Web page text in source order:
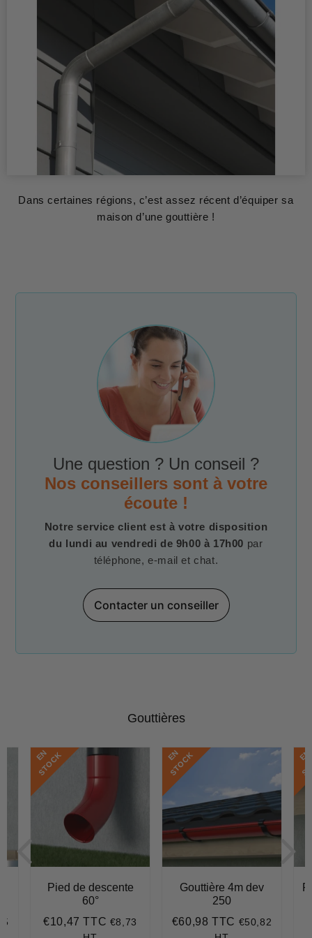
Dans certaines régions, c’est assez récent d’équiper sa
maison d’une gouttière !
Une question ? Un conseil ?
Nos conseillers sont à votre
écoute !
Notre service client est à votre disposition
du lundi au vendredi de 9h00 à 17h00 par
téléphone, e-mail et chat.
Contacter un conseiller
Gouttières
E
N
S
T
O
C
K
Pied de descente
60°
Prix
€10,47 TTC €10,47
€8,73
E
N
S
T
O
C
K
Gouttière 4m dev
250
Prix
€60,98 TTC €60,98
€50,82
E
N
S
T
O
C